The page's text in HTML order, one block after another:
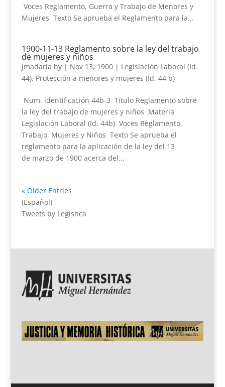
Voces Reglamento, Guerra y Trabajo de Menores y
Mujeres Texto Se aprueba el Reglamento para la...
1900-11-13 Reglamento sobre la ley del trabajo
de mujeres y niños
jmadaria by | Nov 13, 1900| Legislación Laboral (Id.
44), Protección a menores y mujeres (Id. 44 b)
Num. identificación 44b-3 Título Reglamento sobre
la ley del trabajo de mujeres y niños Materia
Legislación Laboral (Id. 44b) Voces Reglamento,
Trabajo, Mujeres y Niños Texto Se aprueba el
reglamento para la aplicación de la ley del 13
de marzo de 1900 acerca del...
« Older Entries
(Español)
Tweets by Legishca